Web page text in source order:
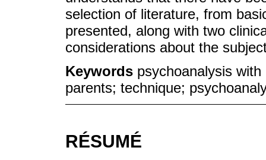
selection of literature, from
presented, along with two
considerations about the
Keywords psychoanalysis
parents; technique;
RÉSUMÉ